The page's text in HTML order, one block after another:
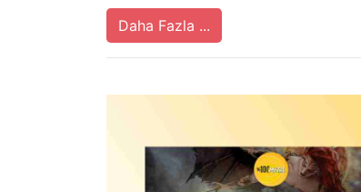
Daha Fazla ...